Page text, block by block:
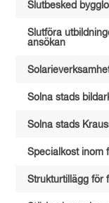
Slutbesked
Slutföra
ansökan
Solna stads
Solna stads
Specialkost inom
Strukturtillägg för